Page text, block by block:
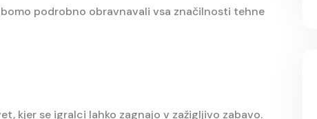
podrobno obravnavali vsa značilnosti tehne
kjer se igralci lahko zagnajo v zažigljivo zabavo.